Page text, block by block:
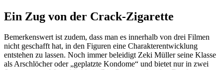
Ein Zug von der Crack-Zigarette
Bemerkenswert ist zudem, dass man es innerhalb von drei Filmen
nicht geschafft hat, in den Figuren eine Charakterentwicklung
entstehen zu lassen. Noch immer beleidigt Zeki Müller seine Klasse
als Arschlöcher oder „geplatzte Kondome“ und bietet nur in zwei